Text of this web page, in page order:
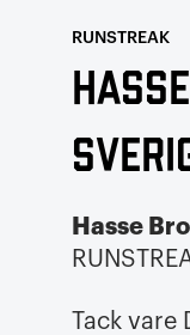
RUNSTREAK
Hasse
Tack